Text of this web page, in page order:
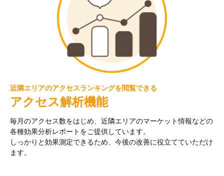
近隣エリアのアクセスランキングを閲覧できる
アクセス解析機能
毎月のアクセス数をはじめ、近隣エリアのマーケット情報などの
各種効果分析レポートをご提供しています。
しっかりと効果測定できるため、今後の改善に役立てていただけ
ます。